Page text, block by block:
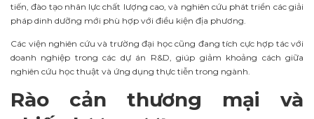
tiến, đào tạo nhân lực chất lượng cao, và nghiên cứu phát triển các giải
pháp dinh dưỡng mới phù hợp với điều kiện địa phương.
Các viện nghiên cứu và trường đại học cũng đang tích cực hợp tác với
doanh nghiệp trong các dự án R&D, giúp giảm khoảng cách giữa
nghiên cứu học thuật và ứng dụng thực tiễn trong ngành.
Rào cản thương mại và